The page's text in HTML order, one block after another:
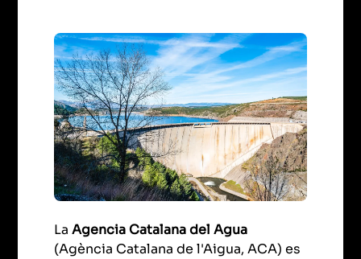
LaAgencia Catalana del Agua
(Agència Catalana de l'Aigua, ACA) es